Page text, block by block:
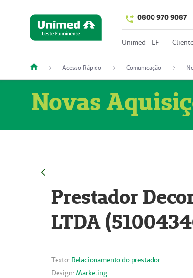
0800 970 9087
Unimed - LF Cliente
Acesso Rápido Comunicação
Novas
Prestador
LTDA
Texto: Relacionamento do prestador
Design: Marketing